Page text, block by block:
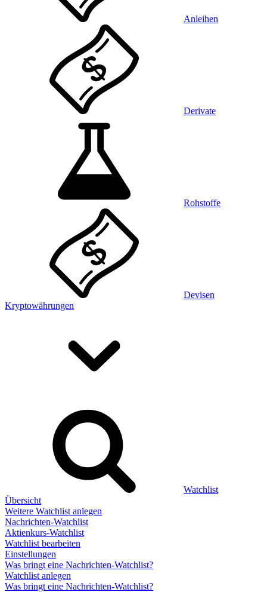
Anleihen
Derivate
Rohstoffe
Devisen
Kryptowährungen
Watchlist
Übersicht
Weitere Watchlist anlegen
Nachrichten-Watchlist
Aktienkurs-Watchlist
Watchlist bearbeiten
Einstellungen
Was bringt eine Nachrichten-Watchlist?
Watchlist anlegen
Was bringt eine Nachrichten-Watchlist?